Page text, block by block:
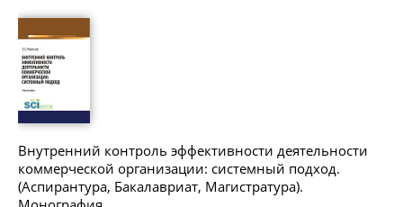
Внутренний контроль эффективности деятельности
коммерческой организации: системный подход.
(Аспирантура, Бакалавриат, Магистратура).